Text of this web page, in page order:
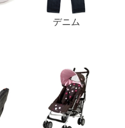
デニム